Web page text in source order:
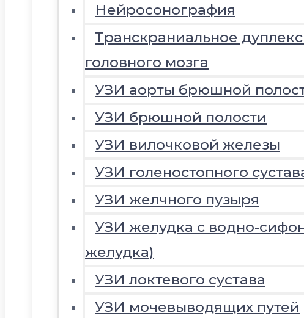
Нейросонография
Транскраниальное
головного мозга
УЗИ аорты брюшной
УЗИ брюшной полости
УЗИ вилочковой железы
УЗИ голеностопного
УЗИ желчного пузыря
УЗИ желудка с водно-
желудка)
УЗИ локтевого сустава
УЗИ мочевыводящих путей